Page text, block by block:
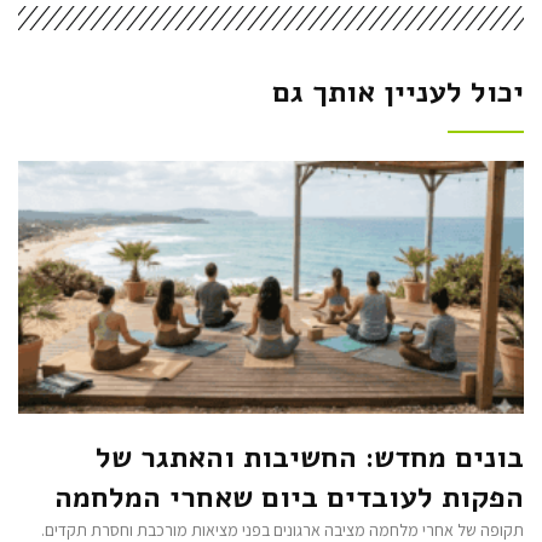
יכול לעניין אותך גם
בונים מחדש: החשיבות והאתגר של
הפקות לעובדים ביום שאחרי המלחמה
תקופה של אחרי מלחמה מציבה ארגונים בפני מציאות מורכבת וחסרת תקדים.